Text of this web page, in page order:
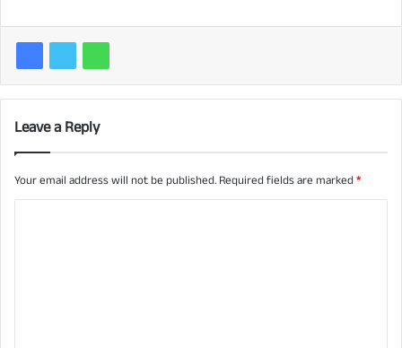
Leave a Reply
Your email address will not be published. Required fields are marked*